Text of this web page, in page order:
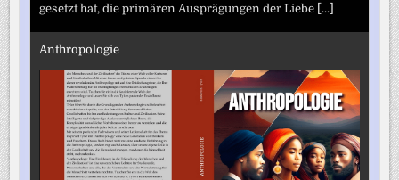
gesetzt hat, die primären Ausprägungen der Liebe [...]
Anthropologie